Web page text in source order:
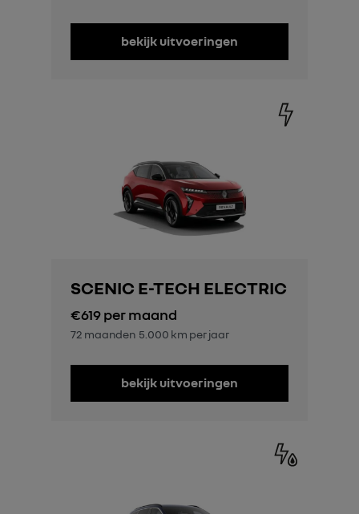
bekijk uitvoeringen
SCENIC E-TECH ELECTRIC
€619per maand
72 maanden 5.000 km per jaar
bekijk uitvoeringen